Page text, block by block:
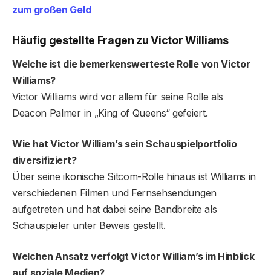
zum großen Geld
Häufig gestellte Fragen zu Victor Williams
Welche ist die bemerkenswerteste Rolle von Victor
Williams?
Victor Williams wird vor allem für seine Rolle als
Deacon Palmer in „King of Queens“ gefeiert.
Wie hat Victor William’s sein Schauspielportfolio
diversifiziert?
Über seine ikonische Sitcom-Rolle hinaus ist Williams in
verschiedenen Filmen und Fernsehsendungen
aufgetreten und hat dabei seine Bandbreite als
Schauspieler unter Beweis gestellt.
Welchen Ansatz verfolgt Victor William’s im Hinblick